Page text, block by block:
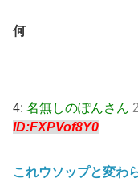
何
4: 名無しのぽんさん
ID:FXPVof8Y0
これウソップと変わ